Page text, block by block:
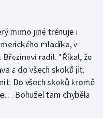
mimo jiné trénuje i
mladíka, v
Březinovi radil. "Říkal, že
a do všech skoků jít.
Do všech skoků kromě
Bohužel tam chyběla